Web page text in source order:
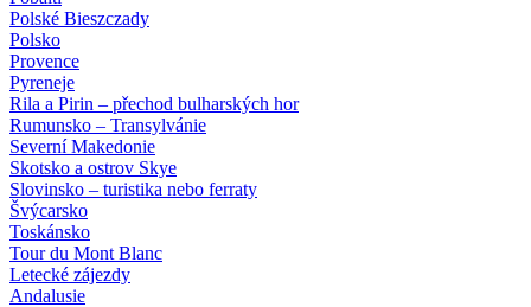
Polské Bieszczady
Polsko
Provence
Pyreneje
Rila a Pirin – přechod bulharských hor
Rumunsko – Transylvánie
Severní Makedonie
Skotsko a ostrov Skye
Slovinsko – turistika nebo ferraty
Švýcarsko
Toskánsko
Tour du Mont Blanc
Letecké zájezdy
Andalusie